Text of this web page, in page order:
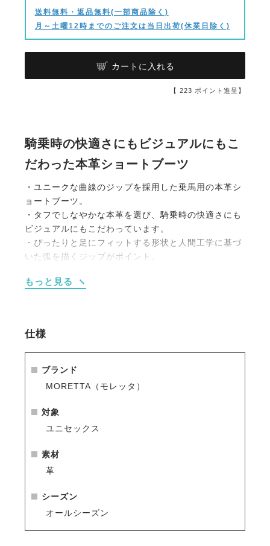
送料無料・返品無料(一部商品除く)
月～土曜12時までのご注文は当日出荷(休業日除く)
カートに入れる
【 223 ポイント進呈】
騎乗時の快適さにもビジュアルにもこ
だわった本革ショートブーツ
・ユニークな曲線のジップを採用した乗馬用の本革シ
ョートブーツ。
・タフでしなやかな本革を選び、騎乗時の快適さにも
ビジュアルにもこだわっています。
・ぴったりと足にフィットする形状と人間工学に基づ
いた弧を描くジップがポイント。
・安定感や通気性にこだわったライナーとインソー
・ジップチャームはブランドロゴ刻印で高級感を添え
ます。
・同ブランドの
ィネートがおすすめです。
もっと見る
仕様
ブランド
MORETTA（モレッタ）
対象
ユニセックス
素材
革
シーズン
オールシーズン